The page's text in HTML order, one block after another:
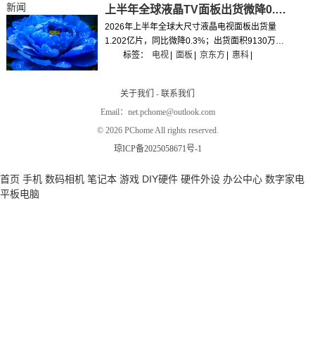
新闻 上半年全球液晶TV面板出货微降0.3% 二季度行情回暖
2026年上半年全球大尺寸液晶电视面板出货量
1.202亿片，同比微降0.3%；出货面积9130万平
方米，同比增长2.8%。
标签： 电视 面板 京东方 惠科
关于我们 - 联系我们
Email：net.pchome@outlook.com
© 2026 PChome All rights reserved.
琼ICP备2025058671号-1
首页 手机 数码相机 笔记本 游戏 DIY硬件 硬件外设 办公中心 数字家电
平板电脑